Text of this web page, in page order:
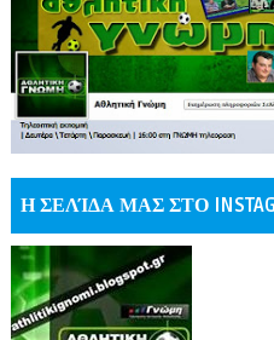
Η ΣΕΛΊΔΑ ΜΑΣ ΣΤΟ